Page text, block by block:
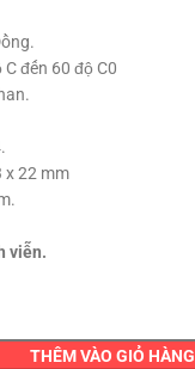
đến 60 độ C0
x 22 mm
viễn.
THÊM VÀO GIỎ HÀNG